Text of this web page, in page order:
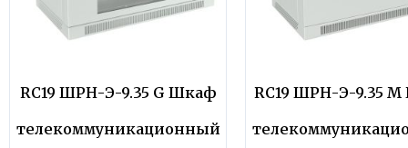
RC19 ШРН-Э-9.35 G Шкаф
телекоммуникационный
RC19 ШРН-Э-9.35